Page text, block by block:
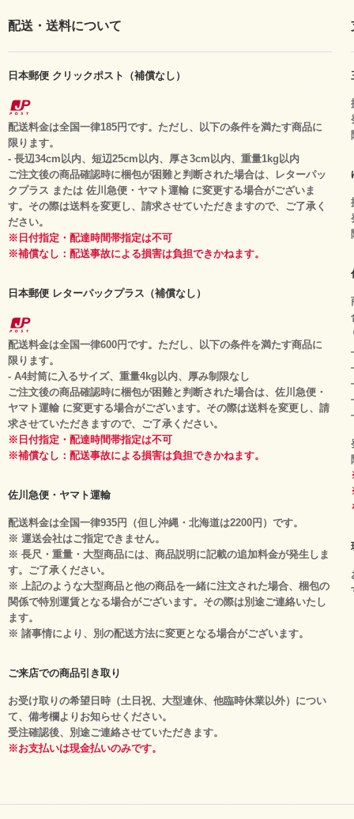
配送・送料について
日本郵便 クリックポスト（補償なし）
配送料金は全国一律185円です。ただし、以下の条件を満たす商品に
限ります。
- 長辺34cm以内、短辺25cm以内、厚さ3cm以内、重量1kg以内
ご注文後の商品確認時に梱包が困難と判断された場合は、レターパッ
クプラス または 佐川急便・ヤマト運輸 に変更する場合がございま
す。その際は送料を変更し、請求させていただきますので、ご了承く
ださい。
※日付指定・配達時間帯指定は不可
※補償なし：配送事故による損害は負担できかねます。
日本郵便 レターパックプラス（補償なし）
配送料金は全国一律600円です。ただし、以下の条件を満たす商品に
限ります。
- A4封筒に入るサイズ、重量4kg以内、厚み制限なし
ご注文後の商品確認時に梱包が困難と判断された場合は、佐川急便・
ヤマト運輸 に変更する場合がございます。その際は送料を変更し、請
求させていただきますので、ご了承ください。
※日付指定・配達時間帯指定は不可
※補償なし：配送事故による損害は負担できかねます。
佐川急便・ヤマト運輸
配送料金は全国一律935円（但し沖縄・北海道は2200円）です。
※ 運送会社はご指定できません。
※ 長尺・重量・大型商品には、商品説明に記載の追加料金が発生しま
す。ご了承ください。
※ 上記のような大型商品と他の商品を一緒に注文された場合、梱包の
関係で特別運賃となる場合がございます。その際は別途ご連絡いたし
ます。
※ 諸事情により、別の配送方法に変更となる場合がございます。
ご来店での商品引き取り
お受け取りの希望日時（土日祝、大型連休、他臨時休業以外）につい
て、備考欄よりお知らせください。
受注確認後、別途ご連絡させていただきます。
※お支払いは現金払いのみです。